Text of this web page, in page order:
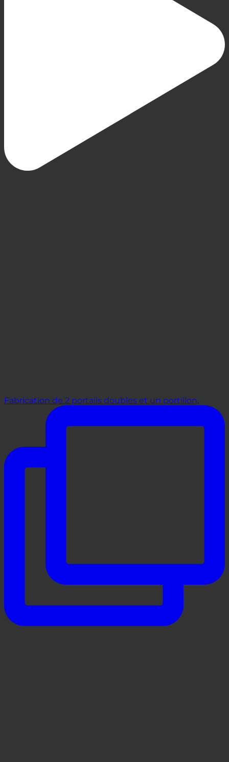
Fabrication de 2 portails doubles et un portillon,